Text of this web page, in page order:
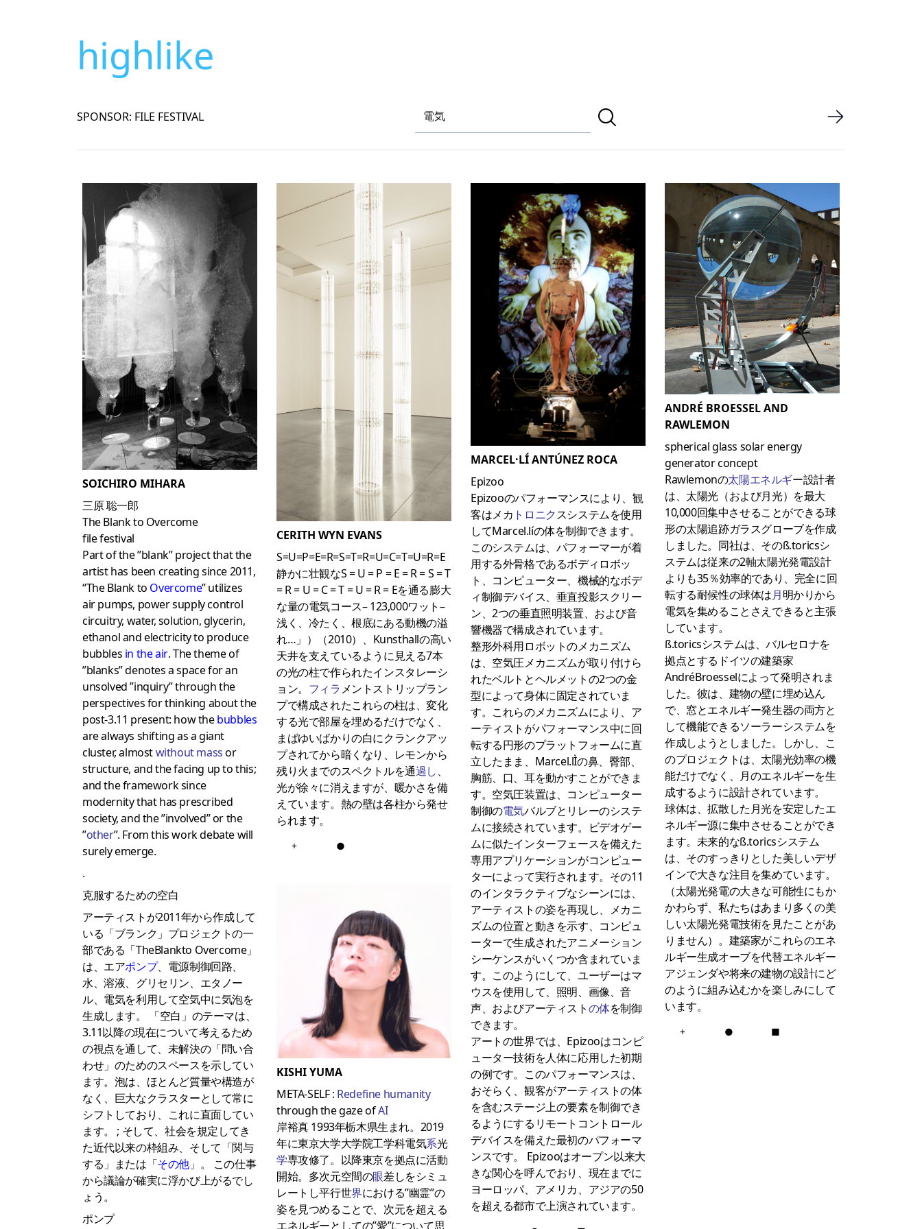
highlike
SPONSOR: FILE FESTIVAL
SOICHIRO MIHARA
三原 聡一郎
The Blank to Overcome
file festival
Part of the ”blank” project that the
artist has been creating since 2011,
“The Blank to Overcome” utilizes
air pumps, power supply control
circuitry, water, solution, glycerin,
ethanol and electricity to produce
bubbles in the air. The theme of
”blanks” denotes a space for an
unsolved ”inquiry” through the
perspectives for thinking about the
post-3.11 present: how thebubbles
are always shifting as a giant
cluster, almostwithout massor
structure, and the facing up to this;
and the framework since
modernity that has prescribed
society, and the ”involved” or the
”other”. From this work debate will
surely emerge.
.
克服するための空白
アーティストが2011年から作成して
いる「ブランク」プロジェクトの一
部である「TheBlankto Overcome」
は、エアポンプ、電源制御回路、
水、溶液、グリセリン、エタノー
ル、電気を利用して空気中に気泡を
生成します。 「空白」のテーマは、
3.11以降の現在について考えるため
の視点を通して、未解決の「問い合
わせ」のためのスペースを示してい
ます。泡は、ほとんど質量や構造が
なく、巨大なクラスターとして常に
シフトしており、これに直面してい
ます。 ; そして、社会を規定してき
た近代以来の枠組み、そして「関与
する」または「その他」。 この仕事
から議論が確実に浮かび上がるでし
ょう。
ポンプ
CERITH WYN EVANS
S=U=P=E=R=S=T=R=U=C=T=U=R=E
静かに壮観なS = U = P = E = R = S = T
= R = U = C = T = U = R = Eを通る膨大
な量の電気コース– 123,000ワット–
浅く、冷たく、根底にある動機の溢
れ…」）（2010）、Kunsthallの高い
天井を支えているように見える7本
の光の柱で作られたインスタレーシ
ョン。 フィラメントストリップラン
プで構成されたこれらの柱は、変化
する光で部屋を埋めるだけでなく、
まばゆいばかりの白にクランクアッ
プされてから暗くなり、レモンから
残り火までのスペクトルを通過し、
光が徐々に消えますが、暖かさを備
えています。熱の壁は各柱から発せ
られます。
+ ●
KISHI YUMA
META-SELF : Redefine humanity
through the gaze ofAI
岸裕真 1993年栃木県生まれ。2019
年に東京大学大学院工学科電気系光
学専攻修了。以降東京を拠点に活動
開始。多次元空間の眼差しをシミュ
レートし平行世界における”幽霊”の
姿を見つめることで、次元を超える
エネルギーとしての”愛”について思
MARCEL·LÍ ANTÚNEZ ROCA
Epizoo
Epizooのパフォーマンスにより、観
客はメカ トロニクスシステムを使用
してMarcel.líの体を制御できます。
このシステムは、パフォーマーが着
用する外骨格であるボディロボッ
ト、コンピューター、機械的なボデ
ィ制御デバイス、垂直投影スクリー
ン、2つの垂直照明装置、および音
響機器で構成されています。
整形外科用ロボットのメカニズム
は、空気圧メカニズムが取り付けら
れたベルトとヘルメットの2つの金
型によって身体に固定されていま
す。これらのメカニズムにより、ア
ーティストがパフォーマンス中に回
転する円形のプラットフォームに直
立したまま、Marcel.lÌの鼻、臀部、
胸筋、口、耳を動かすことができま
す。空気圧装置は、コンピューター
制御の電気バルブとリレーのシステ
ムに接続されています。ビデオゲー
ムに似たインターフェースを備えた
専用アプリケーションがコンピュー
ターによって実行されます。その11
のインタラクティブなシーンには、
アーティストの姿を再現し、メカニ
ズムの位置と動きを示す、コンピュ
ーターで生成されたアニメーション
シーケンスがいくつか含まれていま
す。このようにして、ユーザーはマ
ウスを使用して、照明、画像、音
声、およびアーティストの体を制御
できます。
アートの世界では、Epizooはコンピ
ューター技術を人体に応用した初期
の例です。このパフォーマンスは、
おそらく、観客がアーティストの体
を含むステージ上の要素を制御でき
るようにするリモートコントロール
デバイスを備えた最初のパフォーマ
ンスです。 Epizooはオープン以来大
きな関心を呼んでおり、現在までに
ヨーロッパ、アメリカ、アジアの50
を超える都市で上演されています。
ANDRÉ BROESSEL AND
RAWLEMON
spherical glass solar energy
generator concept
Rawlemonの太陽エネルギー設計者
は、太陽光（および月光）を最大
10,000回集中させることができる球
形の太陽追跡ガラスグローブを作成
しました。同社は、そのß.toricsシ
ステムは従来の2軸太陽光発電設計
よりも35％効率的であり、完全に回
転する耐候性の球体は月明かりから
電気を集めることさえできると主張
しています。
ß.toricsシステムは、バルセロナを
拠点とするドイツの建築家
AndréBroesselによって発明されま
した。彼は、建物の壁に埋め込ん
で、窓とエネルギー発生器の両方と
して機能できるソーラーシステムを
作成しようとしました。しかし、こ
のプロジェクトは、太陽光効率の機
能だけでなく、月のエネルギーを生
成するように設計されています。
球体は、拡散した月光を安定したエ
ネルギー源に集中させることができ
ます。未来的なß.toricsシステム
は、そのすっきりとした美しいデザ
インで大きな注目を集めています。
（太陽光発電の大きな可能性にもか
かわらず、私たちはあまり多くの美
しい太陽光発電技術を見たことがあ
りません）。建築家がこれらのエネ
ルギー生成オーブを代替エネルギー
アジェンダや将来の建物の設計にど
のように組み込むかを楽しみにして
います。
+ ● ■